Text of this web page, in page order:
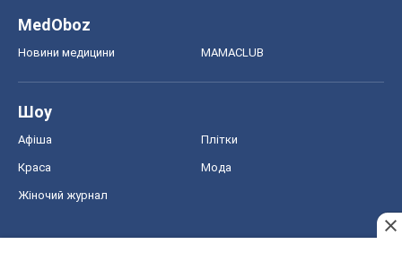
MedOboz
Новини медицини MAMACLUB
Шоу
Афіша Плітки
Краса Мода
Жіночий журнал